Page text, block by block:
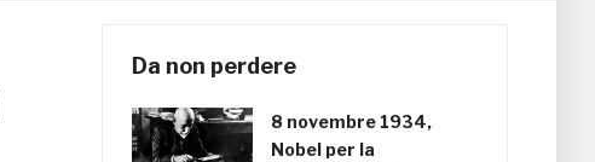
Da non perdere
8 novembre 1934,
Nobel per la